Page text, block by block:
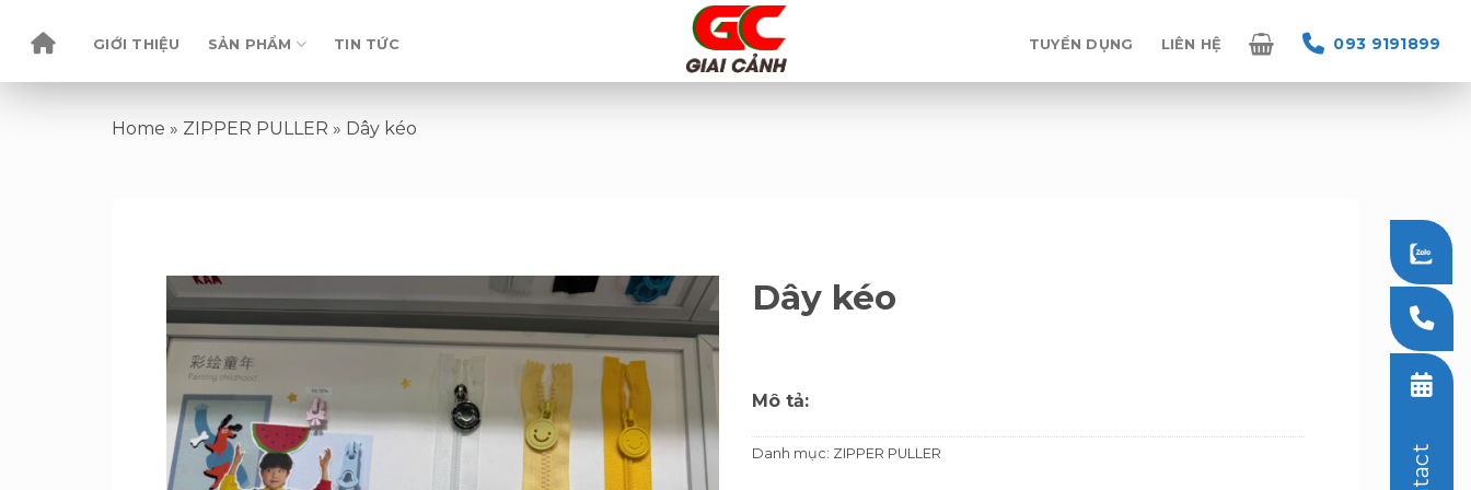
GIỚI THIỆU SẢN PHẨM TIN TỨC TUYỂN DỤNG LIÊN HỆ 093 9191899
Home » ZIPPER PULLER » Dây kéo
Dây kéo
Mô tả:
Danh mục: ZIPPER PULLER